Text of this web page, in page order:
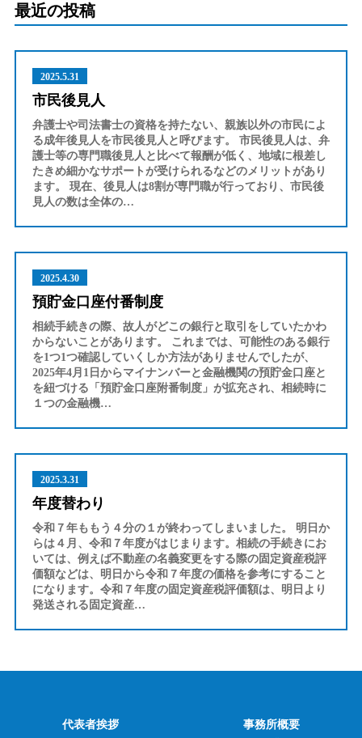
最近の投稿
2025.5.31
市民後見人
弁護士や司法書士の資格を持たない、親族以外の市民によ
る成年後見人を市民後見人と呼びます。 市民後見人は、弁
護士等の専門職後見人と比べて報酬が低く、地域に根差し
たきめ細かなサポートが受けられるなどのメリットがあり
ます。 現在、後見人は8割が専門職が行っており、市民後
見人の数は全体の…
2025.4.30
預貯金口座付番制度
相続手続きの際、故人がどこの銀行と取引をしていたかわ
からないことがあります。 これまでは、可能性のある銀行
を1つ1つ確認していくしか方法がありませんでしたが、
2025年4月1日からマイナンバーと金融機関の預貯金口座と
を紐づける「預貯金口座附番制度」が拡充され、相続時に
１つの金融機…
2025.3.31
年度替わり
令和７年ももう４分の１が終わってしまいました。 明日か
らは４月、令和７年度がはじまります。相続の手続きにお
いては、例えば不動産の名義変更をする際の固定資産税評
価額などは、明日から令和７年度の価格を参考にすること
になります。令和７年度の固定資産税評価額は、明日より
発送される固定資産…
代表者挨拶 事務所概要